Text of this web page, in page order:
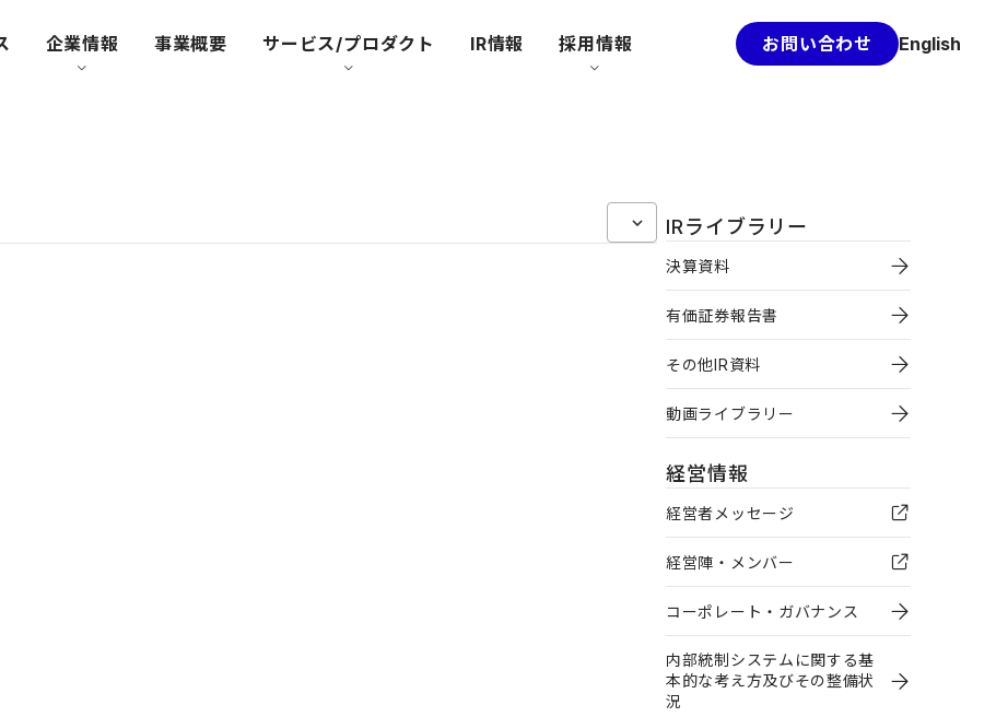
企業情報 事業概要 サービス/プロダクト IR情報 採用情報 お問い合わせ English
IRライブラリー
決算資料
有価証券報告書
その他IR資料
動画ライブラリー
経営情報
経営者メッセージ
経営陣・メンバー
コーポレート・ガバナンス
内部統制システムに関する基
本的な考え方及びその整備状
況